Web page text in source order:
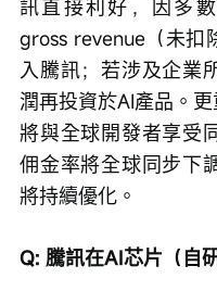
訊直接利好，因多
gross revenue（未扣
入騰訊；若涉及企業
潤再投資於AI產品。
將與全球開發者享受
佣金率將全球同步下
將持續優化。
Q: 騰訊在AI芯片（自